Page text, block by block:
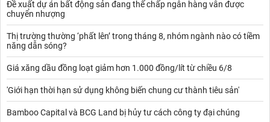
Đề xuất dự án bất động sản đang thế chấp ngân hàng vẫn được
chuyển nhượng
Thị trường thường ‘phất lên’ trong tháng 8, nhóm ngành nào có tiềm
năng dẫn sóng?
Giá xăng dầu đồng loạt giảm hơn 1.000 đồng/lít từ chiều 6/8
'Giới hạn thời hạn sử dụng không biến chung cư thành tiêu sản'
Bamboo Capital và BCG Land bị hủy tư cách công ty đại chúng